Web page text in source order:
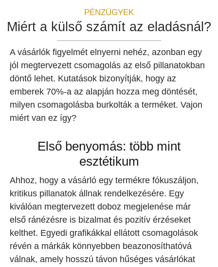
PÉNZÜGYEK
Miért a külső számít az eladásnál?
A vásárlók figyelmét elnyerni nehéz, azonban egy
jól megtervezett csomagolás az első pillanatokban
döntő lehet. Kutatások bizonyítják, hogy az
emberek 70%-a az alapján hozza meg döntését,
milyen csomagolásba burkolták a terméket. Vajon
miért van ez így?
Első benyomás: több mint
esztétikum
Ahhoz, hogy a vásárló egy termékre fókuszáljon,
kritikus pillanatok állnak rendelkezésére. Egy
kiválóan megtervezett doboz megjelenése már
első ránézésre is bizalmat és pozitív érzéseket
kelthet. Egyedi grafikákkal ellátott csomagolások
révén a márkák könnyebben beazonosíthatóvá
válnak, amely hosszú távon hűséges vásárlókat